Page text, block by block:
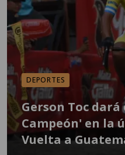
DEPORTES
Gerson Toc dará
Campeón' en la
Vuelta a